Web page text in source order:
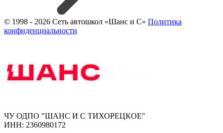
© 1998 - 2026 Сеть автошкол «Шанс и С» Политика
конфиденциальности
ЧУ ОДПО "ШАНС И С ТИХОРЕЦКОЕ"
ИНН: 2360980172